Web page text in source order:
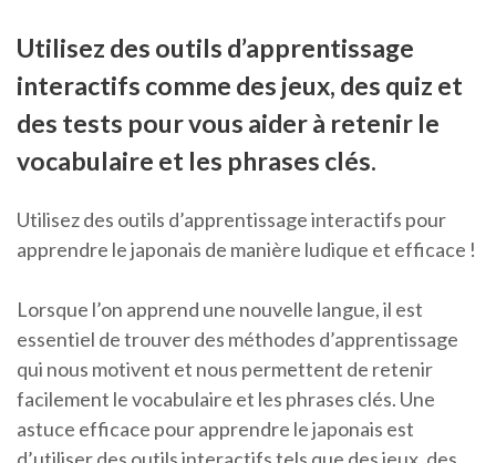
Utilisez des outils d’apprentissage
interactifs comme des jeux, des quiz et
des tests pour vous aider à retenir le
vocabulaire et les phrases clés.
Utilisez des outils d’apprentissage interactifs pour
apprendre le japonais de manière ludique et efficace !
Lorsque l’on apprend une nouvelle langue, il est
essentiel de trouver des méthodes d’apprentissage
qui nous motivent et nous permettent de retenir
facilement le vocabulaire et les phrases clés. Une
astuce efficace pour apprendre le japonais est